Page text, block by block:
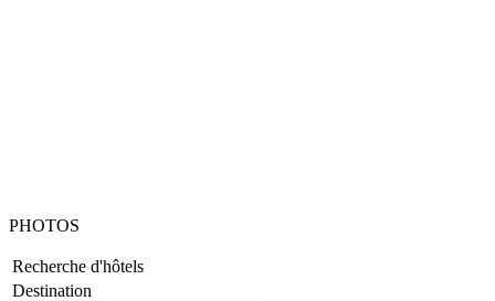
PHOTOS
Recherche d'hôtels
Destination